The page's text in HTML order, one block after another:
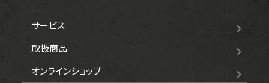
サービス
取扱商品
オンラインショップ